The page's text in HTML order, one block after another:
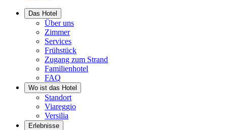
Das Hotel
Über uns
Zimmer
Services
Frühstück
Zugang zum Strand
Familienhotel
FAQ
Wo ist das Hotel
Standort
Viareggio
Versilia
Erlebnisse